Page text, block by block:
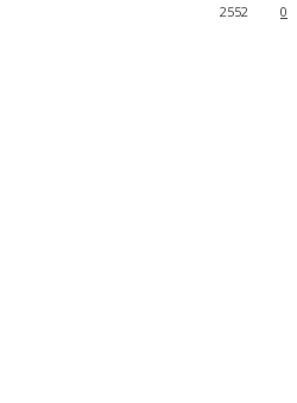
0
2552